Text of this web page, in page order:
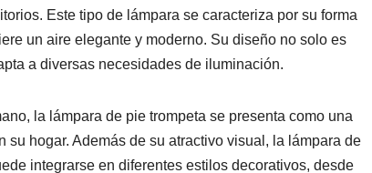
Este tipo de lámpara se caracteriza por su forma
un aire elegante y moderno. Su diseño no solo es
a diversas necesidades de iluminación.
la lámpara de pie trompeta se presenta como una
hogar. Además de su atractivo visual, la lámpara de
integrarse en diferentes estilos decorativos, desde